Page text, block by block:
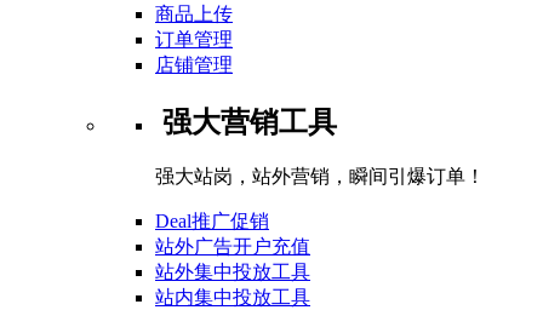
商品上传
订单管理
店铺管理
强大营销工具
强大站岗，站外营销，瞬间引爆订单！
Deal推广促销
站外广告开户充值
站外集中投放工具
站内集中投放工具